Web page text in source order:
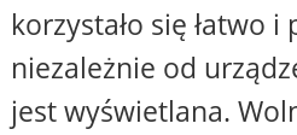
korzystało się łatwo i
niezależnie od
jest wyświetlana.